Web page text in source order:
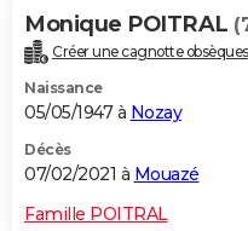
Monique POITRAL
Créer une cagnotte obsèques
Naissance
05/05/1947 à Nozay
Décès
07/02/2021 à Mouazé
Famille POITRAL